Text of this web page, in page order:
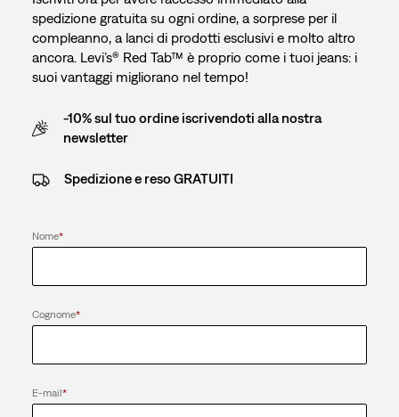
spedizione gratuita su ogni ordine, a sorprese per il
compleanno, a lanci di prodotti esclusivi e molto altro
ancora. Levi’s® Red Tab™ è proprio come i tuoi jeans: i
suoi vantaggi migliorano nel tempo!
-10% sul tuo ordine iscrivendoti alla nostra
newsletter
Spedizione e reso GRATUITI
Nome*
Cognome*
E-mail*